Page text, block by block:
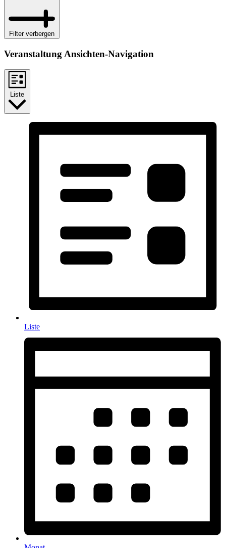
Filter verbergen
Veranstaltung Ansichten-Navigation
Liste
Liste